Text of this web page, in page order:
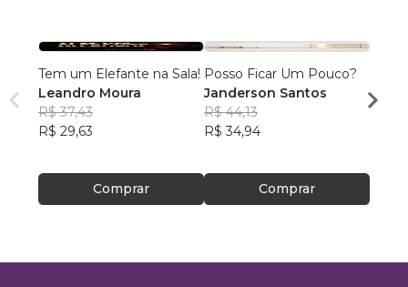
Tem um Elefante na Sala!
Leandro Moura
R$ 37,43
R$ 29,63
Comprar
Posso Ficar Um Pouco?
Janderson Santos
R$ 44,13
R$ 34,94
Comprar